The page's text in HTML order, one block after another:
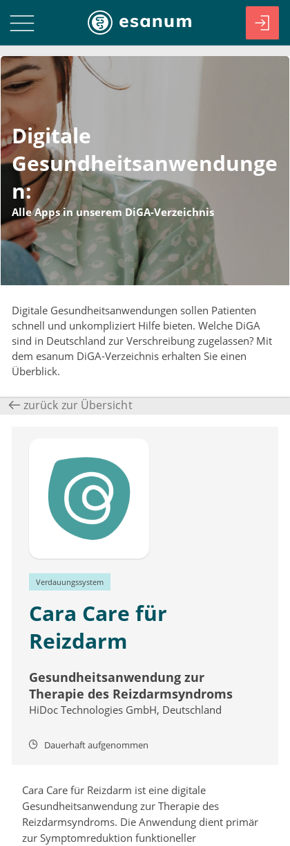
Digitale
Gesundheitsanwendunge
n:
Alle Apps in unserem DiGA-Verzeichnis
Digitale Gesundheitsanwendungen sollen Patienten
schnell und unkompliziert Hilfe bieten. Welche DiGA
sind in Deutschland zur Verschreibung zugelassen? Mit
dem esanum DiGA-Verzeichnis erhalten Sie einen
Überblick.
zurück zur Übersicht
Verdauungssystem
Cara Care für
Reizdarm
Gesundheitsanwendung zur
Therapie des Reizdarmsyndroms
HiDoc Technologies GmbH, Deutschland
Dauerhaft aufgenommen
Cara Care für Reizdarm ist eine digitale
Gesundheitsanwendung zur Therapie des
Reizdarmsyndroms. Die Anwendung dient primär
zur Symptomreduktion funktioneller